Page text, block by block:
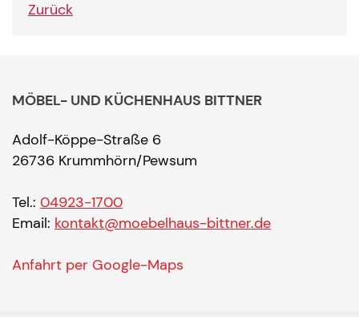
Zurück
MÖBEL- UND KÜCHENHAUS BITTNER
Adolf-Köppe-Straße 6
26736 Krummhörn/Pewsum
Tel.: 04923-1700
Email: kontakt@moebelhaus-bittner.de
Anfahrt per Google-Maps